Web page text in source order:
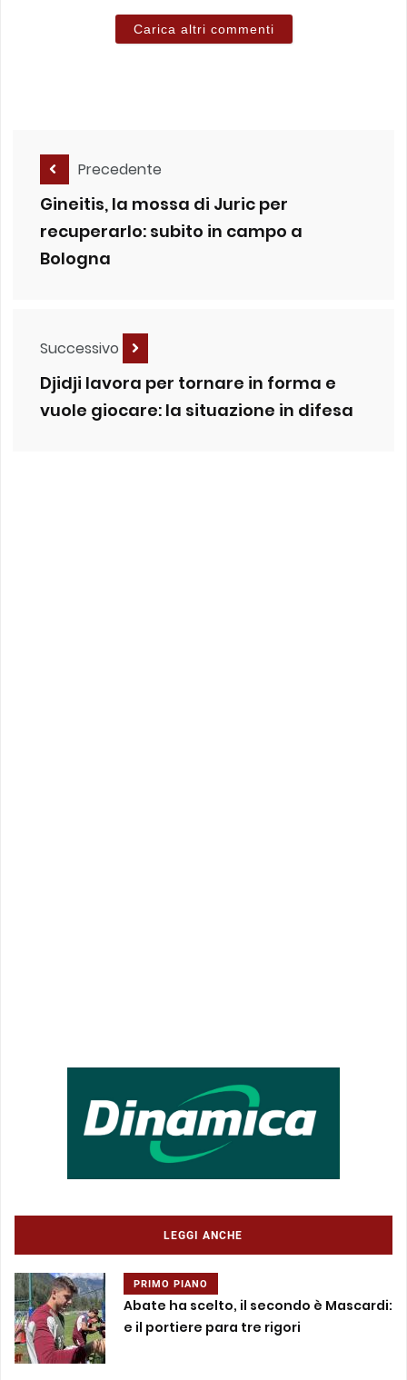
Carica altri commenti
Precedente
Gineitis, la mossa di Juric per
recuperarlo: subito in campo a
Bologna
Successivo
Djidji lavora per tornare in forma e
vuole giocare: la situazione in difesa
LEGGI ANCHE
PRIMO PIANO
Abate ha scelto, il secondo è Mascardi:
e il portiere para tre rigori